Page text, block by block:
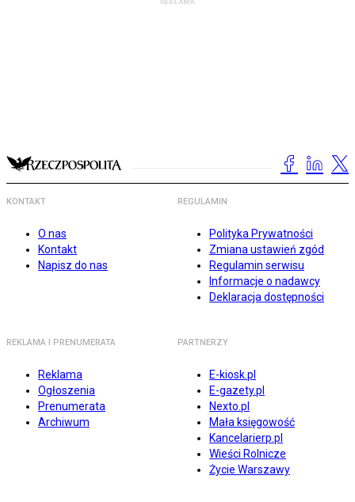
KONTAKT
O nas
Kontakt
Napisz do nas
REGULAMIN
Polityka Prywatności
Zmiana ustawień zgód
Regulamin serwisu
Informacje o nadawcy
Deklaracja dostępności
REKLAMA I PRENUMERATA
Reklama
Ogłoszenia
Prenumerata
Archiwum
PARTNERZY
E-kiosk.pl
E-gazety.pl
Nexto.pl
Mała księgowość
Kancelarierp.pl
Wieści Rolnicze
Życie Warszawy